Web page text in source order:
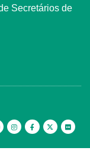
Secretários de